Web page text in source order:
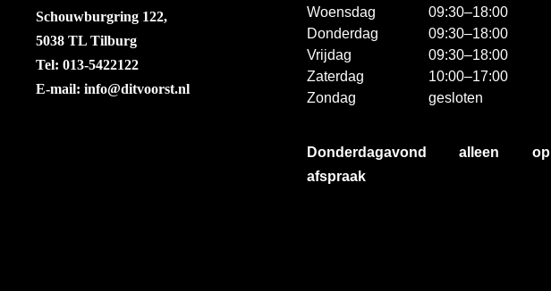
Schouwburgring 122,
5038 TL Tilburg
Tel: 013-5422122
E-mail: info@ditvoorst.nl
Woensdag
09:30–18:00
Donderdag
09:30–18:00
Vrijdag
09:30–18:00
Zaterdag
10:00–17:00
Zondag
gesloten
Donderdagavond alleen op
afspraak